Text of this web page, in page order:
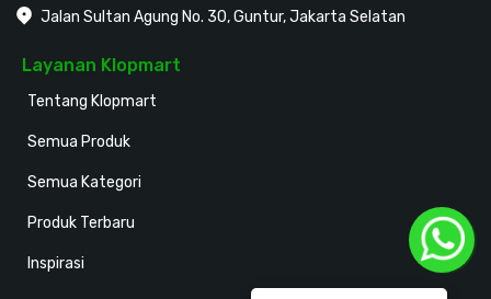
Jalan Sultan Agung No. 30, Guntur, Jakarta Selatan
Layanan Klopmart
Tentang Klopmart
Semua Produk
Semua Kategori
Produk Terbaru
Inspirasi